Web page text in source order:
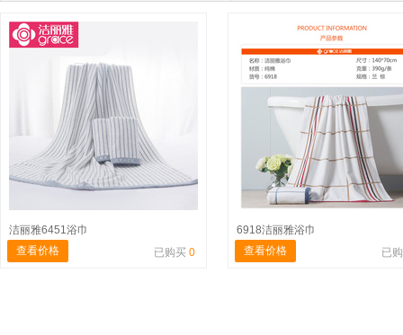
洁丽雅6451浴巾
查看价格
已购买 0
6918洁丽雅浴巾
查看价格
已